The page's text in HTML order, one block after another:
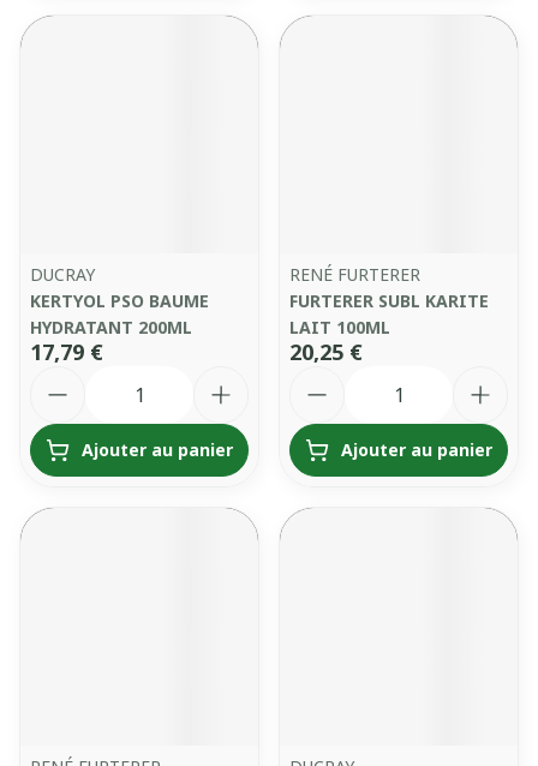
DUCRAY
KERTYOL PSO BAUME
HYDRATANT 200ML
17,79 €
Ajouter au panier
RENÉ FURTERER
FURTERER SUBL KARITE
LAIT 100ML
20,25 €
Ajouter au panier